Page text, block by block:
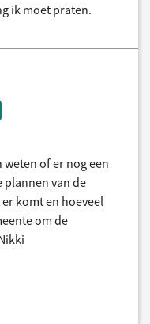
ik moet praten.
of er nog een
plannen van de
komt en hoeveel
om de